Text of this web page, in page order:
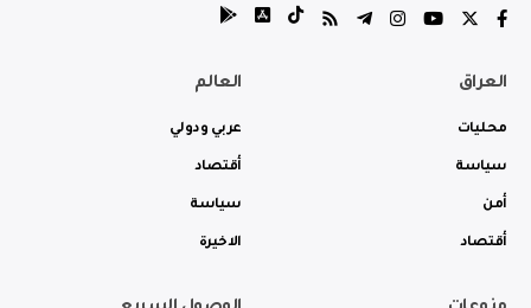
العراق
محليات
سياسة
أمن
أقتصاد
العالم
عربي ودولي
أقتصاد
سياسة
الاخيرة